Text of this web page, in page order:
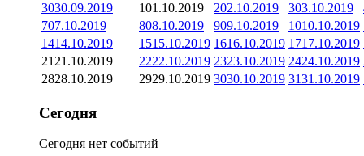
3030.09.2019 101.10.2019 202.10.2019 303.10.2019
707.10.2019 808.10.2019 909.10.2019 1010.10.2019
1414.10.2019 1515.10.2019 1616.10.2019 1717.10.2019
21 21.10.2019 2222.10.2019 2323.10.2019 2424.10.2019
2828.10.2019 2929.10.2019 3030.10.2019 3131.10.2019
Сегодня
Сегодня нет событий